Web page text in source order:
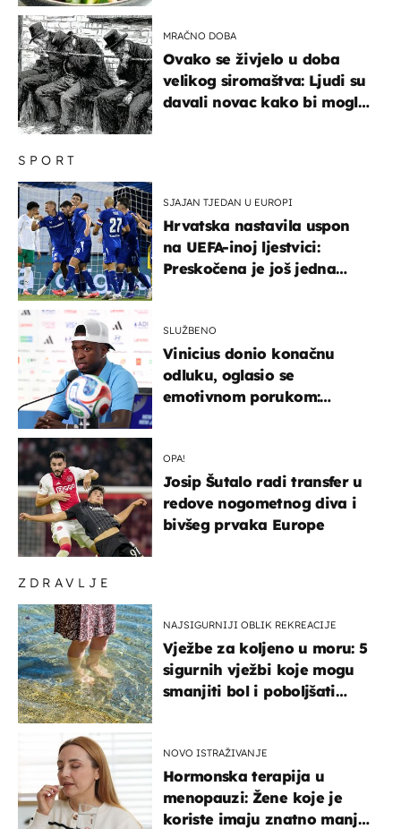
ZDRAVLJE
NAJSIGURNIJI OBLIK REKREACIJE
Vježbe za koljeno u moru: 5
sigurnih vježbi koje mogu
smanjiti bol i poboljšati
NOVO ISTRAŽIVANJE
Hormonska terapija u
menopauzi: Žene koje je
koriste imaju znatno manji
SPORT
SJAJAN TJEDAN U EUROPI
Hrvatska nastavila uspon
na UEFA-inoj ljestvici:
Preskočena je još jedna
SLUŽBENO
Vinicius donio konačnu
odluku, oglasio se
emotivnom porukom:
OPA!
Josip Šutalo radi transfer u
redove nogometnog diva i
bivšeg prvaka Europe
MRAČNO DOBA
Ovako se živjelo u doba
velikog siromaštva: Ljudi su
davali novac kako bi mogli